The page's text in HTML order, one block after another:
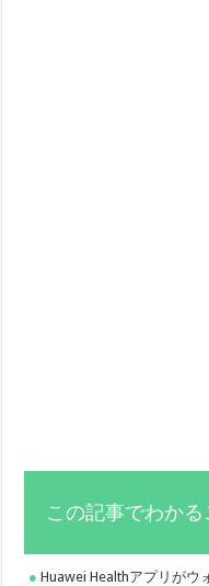
この記事でわかる
Huawei Healthアプリがウ